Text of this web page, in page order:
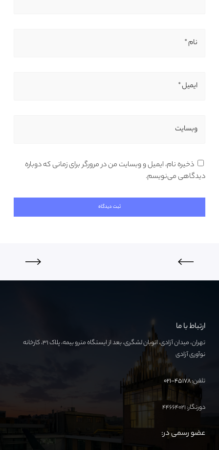
نام *
ایمیل *
وبسایت
ذخیره نام، ایمیل و وبسایت من در مرورگر برای زمانی که دوباره
دیدگاهی می‌نویسم.
ارتباط با ما
تهران، میدان آزادی، اتوبان لشگری، بعد از ایستگاه مترو بیمه، پلاک ۳۱، کارخانه
نوآوری آزادی
تلفن:۴۵۱۷۸-۰۲۱
دورنگار: ۴۴۶۶۴۰۲۱
عضو رسمی در: